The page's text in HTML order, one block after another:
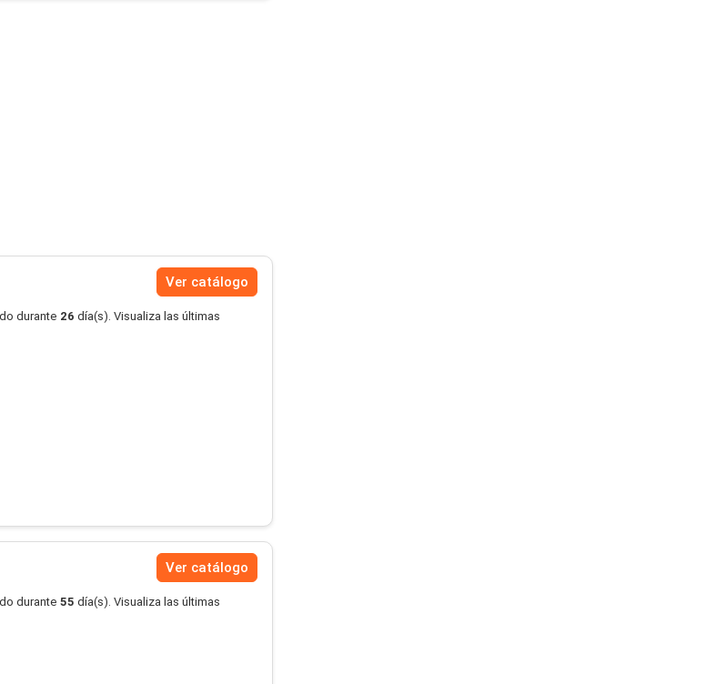
Ver catálogo
durante 26 día(s). Visualiza las últimas
Ver catálogo
durante 55 día(s). Visualiza las últimas